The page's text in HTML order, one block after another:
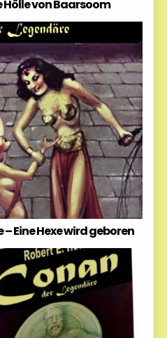
Hölle von Baarsoom
Eine Hexe wird geboren